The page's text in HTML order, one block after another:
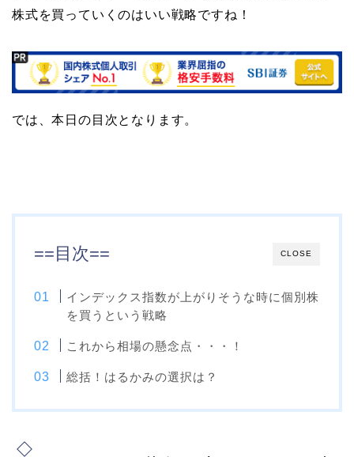
株式を買っていくのはいい戦略ですね！
では、本日の目次となります。
CLOSE
==目次==
インデックス指数が上がりそうな時に個別株
を買うという戦略
これから相場の懸念点・・・！
総括！はるかみの選択は？